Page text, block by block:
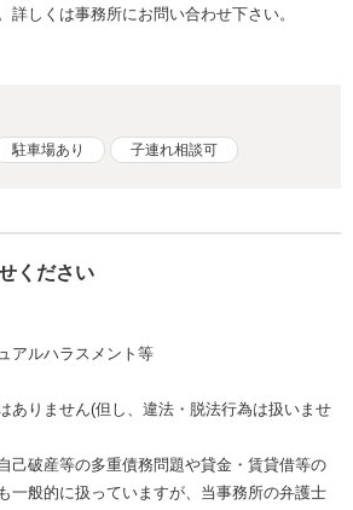
詳しくは事務所にお問い合わせ下さい。
駐車場あり 子連れ相談可
ください
アルハラスメント等
ありません(但し、違法・脱法行為は扱いませ
己破産等の多重債務問題や貸金・賃貸借等の
一般的に扱っていますが、当事務所の弁護士